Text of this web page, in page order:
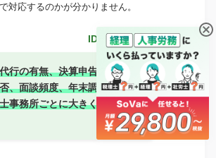
対応するのかが分かりません。
IDEMAE編集部
行の有無、決算申告の費用、
、面談頻度、年末調整の有無
事務所ごとに大きく異なりま